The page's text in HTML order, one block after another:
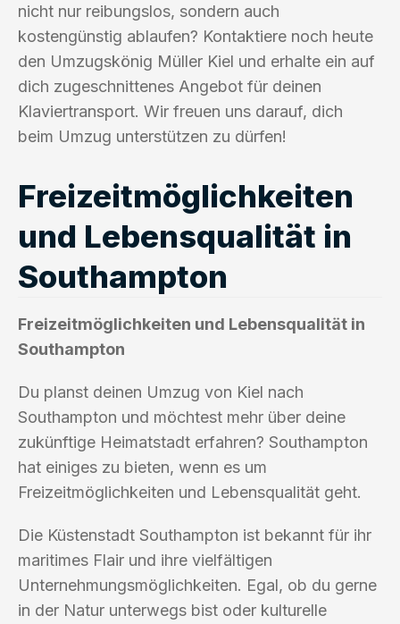
nicht nur reibungslos, sondern auch
kostengünstig ablaufen? Kontaktiere noch heute
den Umzugskönig Müller Kiel und erhalte ein auf
dich zugeschnittenes Angebot für deinen
Klaviertransport. Wir freuen uns darauf, dich
beim Umzug unterstützen zu dürfen!
Freizeitmöglichkeiten
und Lebensqualität in
Southampton
Freizeitmöglichkeiten und Lebensqualität in
Southampton
Du planst deinen Umzug von Kiel nach
Southampton und möchtest mehr über deine
zukünftige Heimatstadt erfahren? Southampton
hat einiges zu bieten, wenn es um
Freizeitmöglichkeiten und Lebensqualität geht.
Die Küstenstadt Southampton ist bekannt für ihr
maritimes Flair und ihre vielfältigen
Unternehmungsmöglichkeiten. Egal, ob du gerne
in der Natur unterwegs bist oder kulturelle